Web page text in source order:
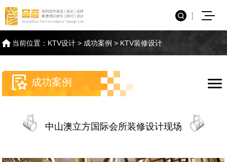
当前位置： KTV设计 > 成功案例 > KTV装修设计
成功案例
中山澳立方国际会所装修设计现场